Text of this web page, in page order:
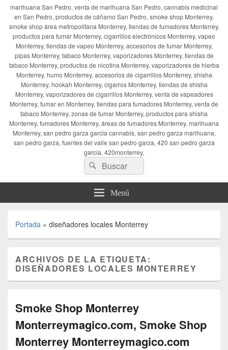
marihuana San Pedro, venta de marihuana San Pedro, cannabis medicinal
en San Pedro, productos de cáñamo San Pedro, smoke shop Monterrey,
smoke shop área metropolitana Monterrey, tiendas de fumadores Monterrey,
productos para fumar Monterrey, cigarrillos electrónicos Monterrey, vapeo
Monterrey, tiendas de vapeo Monterrey, accesorios de fumar Monterrey,
pipas Monterrey, tabaco Monterrey, vaporizadores Monterrey, tiendas de
tabaco Monterrey, productos de nicotina Monterrey, vaporizadores de hierba
Monterrey, humo Monterrey, accesorios de cigarrillos Monterrey, shisha
Monterrey, hookah Monterrey, cigarros Monterrey, tiendas de shisha
Monterrey, vaporizadores de cigarrillos Monterrey, venta de vapeadores
Monterrey, fumar en Monterrey, tiendas para fumadores Monterrey, venta de
tabaco Monterrey, zonas de fumar Monterrey, productos para shisha
Monterrey, fumadores Monterrey, áreas de fumadores Monterrey, marihuana
Monterrey, san pedro garza garcia cannabis, san pedro garza marihuana,
san pedro garza, fuentes del valle san pedro garza, 420 san pedro garza
garcia, 420monterrey,
Buscar
por:
Buscar
Menú
Portada » diseñadores locales Monterrey
ARCHIVOS DE LA ETIQUETA:
DISEÑADORES LOCALES MONTERREY
Smoke Shop Monterrey
Monterreymagico.com, Smoke Shop
Monterrey Monterreymagico.com